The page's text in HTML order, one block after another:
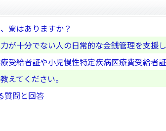
寮はありますか？
が十分でない人の日常的な金銭管理を支援
受給者証や小児慢性特定疾病医療費受給者
えてください。
質問と回答